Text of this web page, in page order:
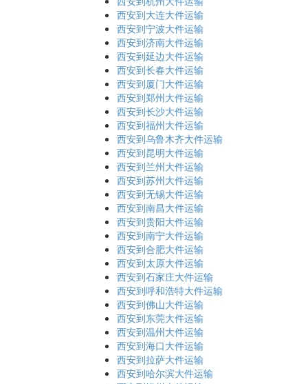
西安到大连大件运输
西安到宁波大件运输
西安到济南大件运输
西安到延边大件运输
西安到长春大件运输
西安到厦门大件运输
西安到郑州大件运输
西安到长沙大件运输
西安到福州大件运输
西安到乌鲁木齐大件运输
西安到昆明大件运输
西安到兰州大件运输
西安到苏州大件运输
西安到无锡大件运输
西安到南昌大件运输
西安到贵阳大件运输
西安到南宁大件运输
西安到合肥大件运输
西安到太原大件运输
西安到石家庄大件运输
西安到呼和浩特大件运输
西安到佛山大件运输
西安到东莞大件运输
西安到温州大件运输
西安到海口大件运输
西安到拉萨大件运输
西安到哈尔滨大件运输